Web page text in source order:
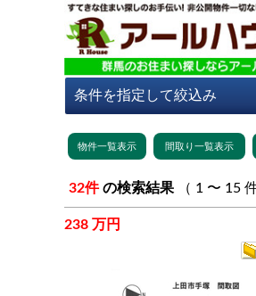
32件 の検索結果 （
238 万円